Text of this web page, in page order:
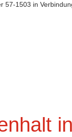
57-1503 in